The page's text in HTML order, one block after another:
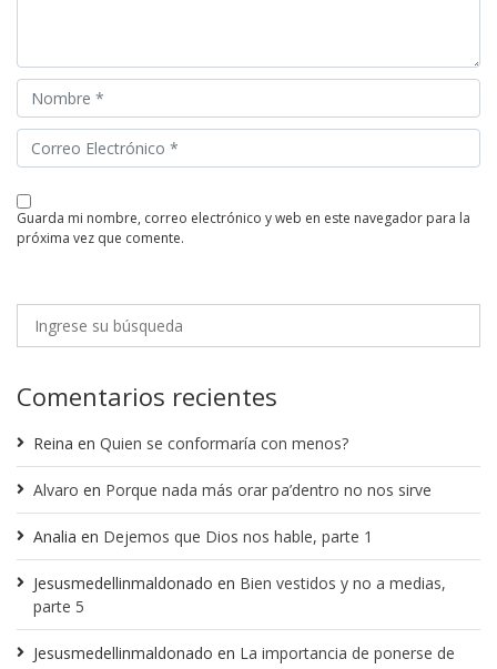
guarda mi nombre, correo electrónico y web en este navegador para la
próxima vez que comente.
Comentarios recientes
Reina en Quien se conformaría con menos?
Alvaro en Porque nada más orar pa’dentro no nos sirve
Analia en Dejemos que Dios nos hable, parte 1
Jesusmedellinmaldonado en Bien vestidos y no a medias,
parte 5
Jesusmedellinmaldonado en La importancia de ponerse de